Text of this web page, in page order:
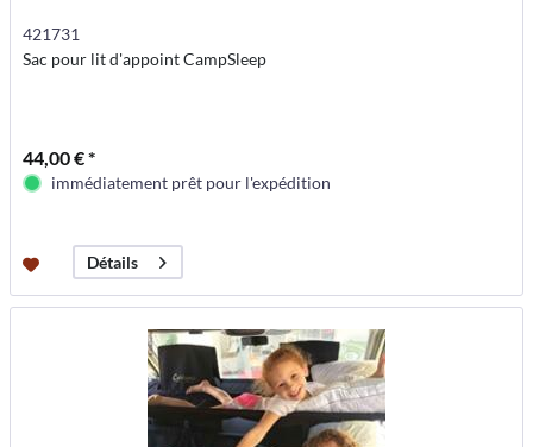
421731
Sac pour lit d'appoint CampSleep
44,00 € *
immédiatement prêt pour l'expédition
Détails